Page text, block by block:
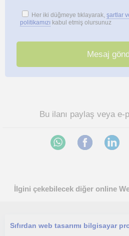
Her iki düğmeye tıklayarak, şartlar
politikamızı kabul etmiş olursunuz
Bu ilanı paylaş veya e-
İlgini çekebilecek diğer online